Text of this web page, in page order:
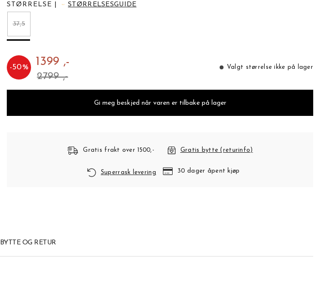
STØRRELSE STØRRELSESGUIDE
37,5
-50% 1399 ,-
2799 ,-
Valgt størrelse ikke på lager
Gi meg beskjed når varen er tilbake på lager
Gratis frakt over 1500,- Gratis bytte (returinfo)
Superrask levering 30 dager åpent kjøp
BYTTE OG RETUR